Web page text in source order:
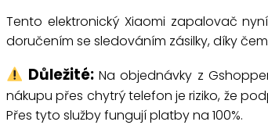
Tento elektronický Xiaomi zapalovač
doručením se sledováním zásilky, díky
Důležité:Na objednávky z
nákupu přes chytrý telefon je riziko, že
Přes tyto služby fungují platby na 100%.